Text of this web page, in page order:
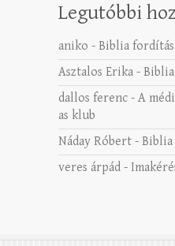
Legutóbbi
aniko - Biblia
Asztalos Erika -
dallos ferenc - A
as klub
Náday Róbert - Biblia
veres árpád -